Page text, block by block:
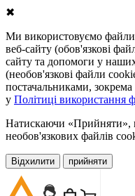
✖
Ми використовуємо файли
веб-сайту (обов'язкові
сайту та допомоги у
(необов'язкові файли
постачальниками,
у Політиці використання
Натискаючи «Прийняти»,
необов'язкових файлів
Відхилити прийняти